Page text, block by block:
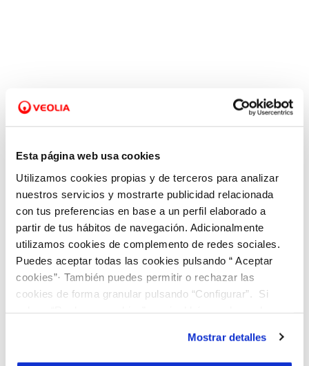
Esta página web usa cookies
Utilizamos cookies propias y de terceros para analizar
nuestros servicios y mostrarte publicidad relacionada
con tus preferencias en base a un perfil elaborado a
partir de tus hábitos de navegación. Adicionalmente
utilizamos cookies de complemento de redes sociales.
Puedes aceptar todas las cookies pulsando “ Aceptar
cookies”· También puedes permitir o rechazar las
cookies de forma granular pulsando “Configurar”. Si
son indispensables para que el sitio web funcione y que
por tanto no se pueden desactivar. Puedes consultar
Mostrar detalles
18 ABR 2016
SOREA celebra el dia de la terra amb